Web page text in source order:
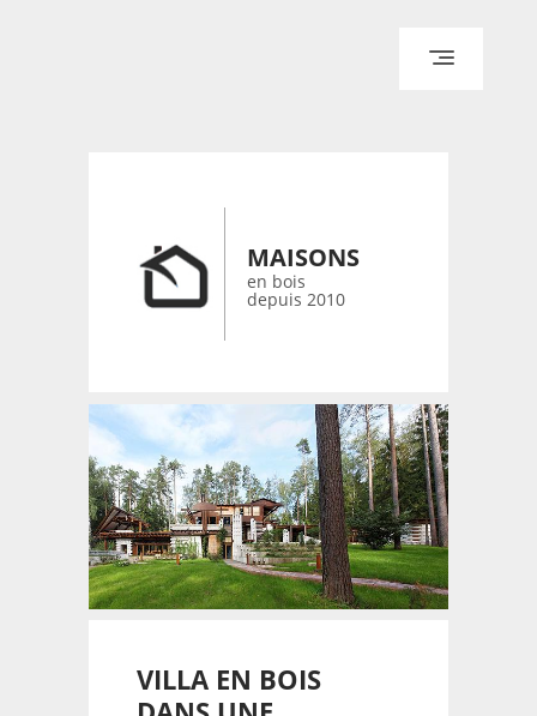
CONTACT
MAISONS
en bois
depuis 2010
VILLA EN BOIS